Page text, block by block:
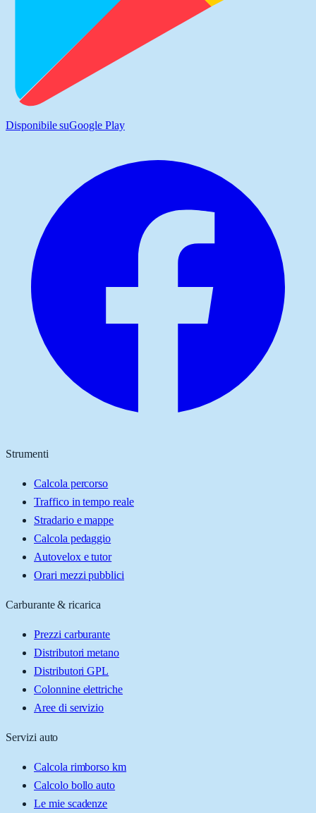
Disponibile suGoogle Play
Strumenti
Calcola percorso
Traffico in tempo reale
Stradario e mappe
Calcola pedaggio
Autovelox e tutor
Orari mezzi pubblici
Carburante & ricarica
Prezzi carburante
Distributori metano
Distributori GPL
Colonnine elettriche
Aree di servizio
Servizi auto
Calcola rimborso km
Calcolo bollo auto
Le mie scadenze